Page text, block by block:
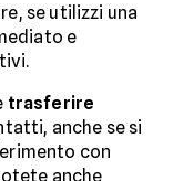
se utilizzi una
e
trasferire
anche se si
con
anche